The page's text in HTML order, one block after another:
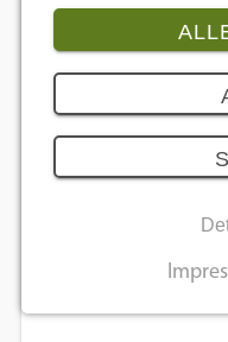
5 Bilder
Technisches
09.02.2026
Mit der Hayabusa
Suzuki die